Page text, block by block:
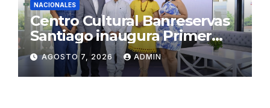
NACIONALES
Centro Cultural Banreservas
Santiago inaugura Primer
Congreso de Artesanos de
Santiago
AGOSTO 7, 2026 ADMIN